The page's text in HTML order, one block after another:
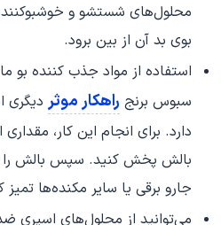
محلول‌های شستشو و خوشبوکننده
بوی بد آن از بین برود.
استفاده از مواد جذب کننده بو
سبوس برنج راهکار موثر دیگری
دارد. برای انجام این کار،
بالش پخش کنید. سپس بالش را
جارو برقی یا سایر مکنده‌ها تمیز
می‌توانید از محلول‌های اسپری